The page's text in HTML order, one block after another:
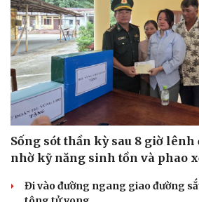
Sống sót thần kỳ sau 8 giờ
nhờ kỹ năng sinh tồn và phao
Đi vào đường ngang giao đường